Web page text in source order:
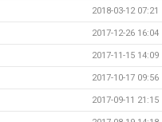
2018-03-12 07:21
2017-12-26 16:04
2017-11-15 14:09
2017-10-17 09:56
2017-09-11 21:15